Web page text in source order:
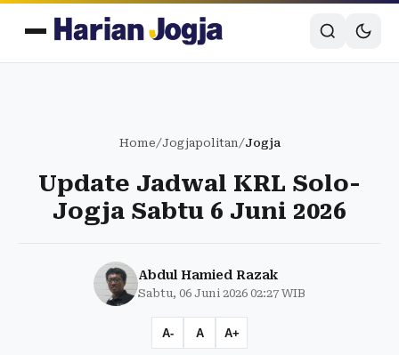
Home/Jogjapolitan/Jogja
Update Jadwal KRL Solo-
Jogja Sabtu 6 Juni 2026
Abdul Hamied Razak
Sabtu, 06 Juni 2026 02:27 WIB
A- A A+